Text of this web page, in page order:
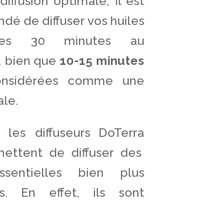
de diffuser vos huiles
30 minutes au
bien que10-15 minutes
comme une
les diffuseurs DoTerra
de diffuser des
bien plus
En effet, ils sont